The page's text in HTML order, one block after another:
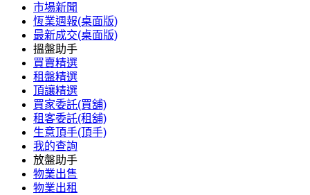
市場新聞
恆業週報(桌面版)
最新成交(桌面版)
搵盤助手
買賣精選
租盤精選
頂讓精選
買家委託(買舖)
租客委託(租舖)
生意頂手(頂手)
我的查詢
放盤助手
物業出售
物業出租